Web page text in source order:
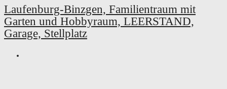
Laufenburg-Binzgen, Familientraum mit
Garten und Hobbyraum, LEERSTAND,
Garage, Stellplatz